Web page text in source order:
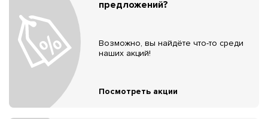
предложений?
Возможно, вы найдёте что-то среди
наших акций!
Посмотреть акции